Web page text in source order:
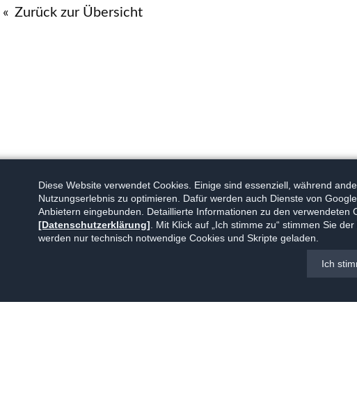
Zurück zur Übersicht
Diese Website verwendet Cookies. Einige sind essenziell, während
Nutzungserlebnis zu optimieren. Dafür werden auch Dienste von
Anbietern eingebunden. Detaillierte Informationen zu den verwendeten
[Datenschutzerklärung] . Mit Klick auf „Ich stimme zu“ stimmen Sie
werden nur technisch notwendige Cookies und Skripte geladen.
Ich